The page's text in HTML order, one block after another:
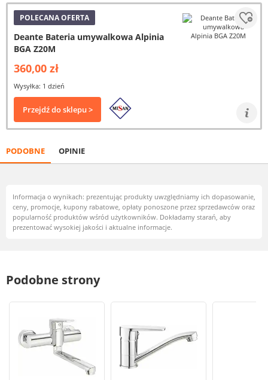
POLECANA OFERTA
Deante Bateria umywalkowa Alpinia
BGA Z20M
360,00 zł
Wysyłka: 1 dzień
Przejdź do sklepu >
PODOBNE OPINIE
Informacja o wynikach: prezentując produkty uwzględniamy ich dopasowanie,
ceny, promocje, kupony rabatowe, opłaty ponoszone przez sprzedawców oraz
popularność produktów wśród użytkowników. Dokładamy starań, aby
prezentować wysokiej jakości i aktualne informacje.
Podobne strony